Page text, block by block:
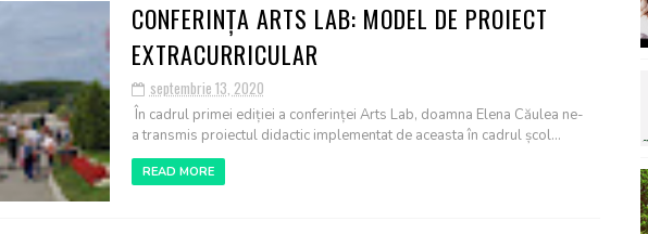
CONFERINȚA ARTS LAB: MODEL DE PROIECT
EXTRACURRICULAR
septembrie 13, 2020
În cadrul primei ediției a conferinței Arts Lab, doamna Elena Căulea ne-
a transmis proiectul didactic implementat de aceasta în cadrul școl...
READ MORE